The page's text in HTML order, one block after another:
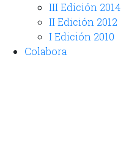
III Edición 2014
II Edición 2012
I Edición 2010
Colabora